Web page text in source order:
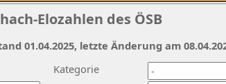
Elozahlen des ÖSB
Kategorie
01.04.2025, letzte Änderung am